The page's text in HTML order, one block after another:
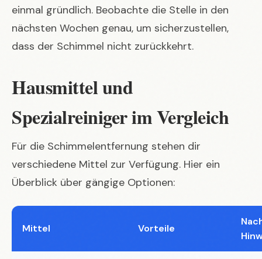
einmal gründlich. Beobachte die Stelle in den
nächsten Wochen genau, um sicherzustellen,
dass der Schimmel nicht zurückkehrt.
Hausmittel und
Spezialreiniger im Vergleich
Für die Schimmelentfernung stehen dir
verschiedene Mittel zur Verfügung. Hier ein
Überblick über gängige Optionen:
Mittel Vorteile